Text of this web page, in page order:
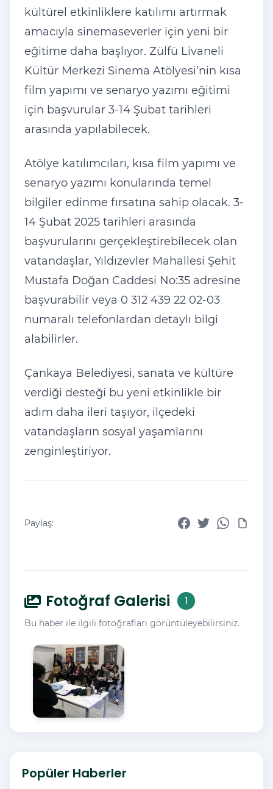
kültürel etkinliklere katılımı artırmak
amacıyla sinemaseverler için yeni bir
eğitime daha başlıyor. Zülfü Livaneli
Kültür Merkezi Sinema Atölyesi’nin kısa
film yapımı ve senaryo yazımı eğitimi
için başvurular 3-14 Şubat tarihleri
arasında yapılabilecek.
Atölye katılımcıları, kısa film yapımı ve
senaryo yazımı konularında temel
bilgiler edinme fırsatına sahip olacak. 3-
14 Şubat 2025 tarihleri arasında
başvurularını gerçekleştirebilecek olan
vatandaşlar, Yıldızevler Mahallesi Şehit
Mustafa Doğan Caddesi No:35 adresine
başvurabilir veya 0 312 439 22 02-03
numaralı telefonlardan detaylı bilgi
alabilirler.
Çankaya Belediyesi, sanata ve kültüre
verdiği desteği bu yeni etkinlikle bir
adım daha ileri taşıyor, ilçedeki
vatandaşların sosyal yaşamlarını
zenginleştiriyor.
Paylaş:
Fotoğraf Galerisi 1
Bu haber ile ilgili fotoğrafları görüntüleyebilirsiniz.
Popüler Haberler